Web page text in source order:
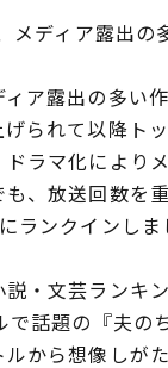
ディア露出の
ア露出の多い
られて以降ト
ラマ化により
、放送回数を
ランクインしま
・文芸ランキ
話題の『夫
から想像しが